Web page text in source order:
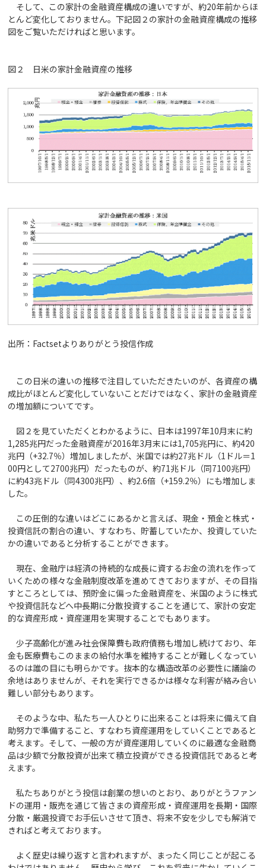
そして、この家計の金融資産構成の違いですが、約20年前からほ
とんど変化しておりません。下記図２の家計の金融資産構成の推移
図をご覧いただければと思います。
図２ 日米の家計金融資産の推移
出所：Factsetよりありがとう投信作成
この日米の違いの推移で注目していただきたいのが、各資産の構
成比がほとんど変化していないことだけではなく、家計の金融資産
の増加額についてです。
図２を見ていただくとわかるように、日本は1997年10月末に約
1,285兆円だった金融資産が2016年3月末には1,705兆円に、約420
兆円（+32.7％）増加しましたが、米国では約27兆ドル（1ドル＝1
00円として2700兆円）だったものが、約71兆ドル（同7100兆円）
に約43兆ドル（同4300兆円）、約2.6倍（+159.2％）にも増加しま
した。
この圧倒的な違いはどこにあるかと言えば、現金・預金と株式・
投資信託の割合の違い、すなわち、貯蓄していたか、投資していた
かの違いであると分析することができます。
現在、金融庁は経済の持続的な成長に資するお金の流れを作って
いくための様々な金融制度改革を進めてきておりますが、その目指
すところとしては、預貯金に偏った金融資産を、米国のように株式
や投資信託などへ中長期に分散投資することを通じて、家計の安定
的な資産形成・資産運用を実現することでもあります。
少子高齢化が進み社会保障費も政府債務も増加し続けており、年
金も医療費もこのままの給付水準を維持することが難しくなってい
るのは誰の目にも明らかです。抜本的な構造改革の必要性に議論の
余地はありませんが、それを実行できるかは様々な利害が絡み合い
難しい部分もあります。
そのような中、私たち一人ひとりに出来ることは将来に備えて自
助努力で準備すること、すなわち資産運用をしていくことであると
考えます。そして、一般の方が資産運用していくのに最適な金融商
品は少額で分散投資が出来て積立投資ができる投資信託であると考
えます。
私たちありがとう投信は創業の想いのとおり、ありがとうファン
ドの運用・販売を通じて皆さまの資産形成・資産運用を長期・国際
分散・厳選投資でお手伝いさせて頂き、将来不安を少しでも解消で
きればと考えております。
よく歴史は繰り返すと言われますが、まったく同じことが起こる